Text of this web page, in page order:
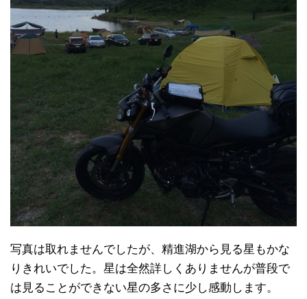
写真は取れませんでしたが、精進湖から見る星もかな
りきれいでした。星は全然詳しくありませんが普段で
は見ることができない星の多さに少し感動します。